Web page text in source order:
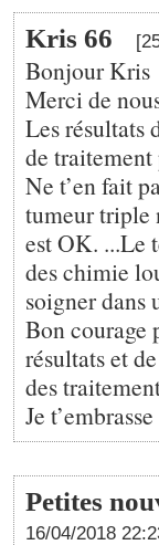
Kris 66
Bonjour Kris
Merci de
Les résultats
de traitement
Ne t’en fait
tumeur triple
est OK. ...Le
des chimie
soigner dans
Bon courage
résultats et
des
Je
Petites
16/04/2018